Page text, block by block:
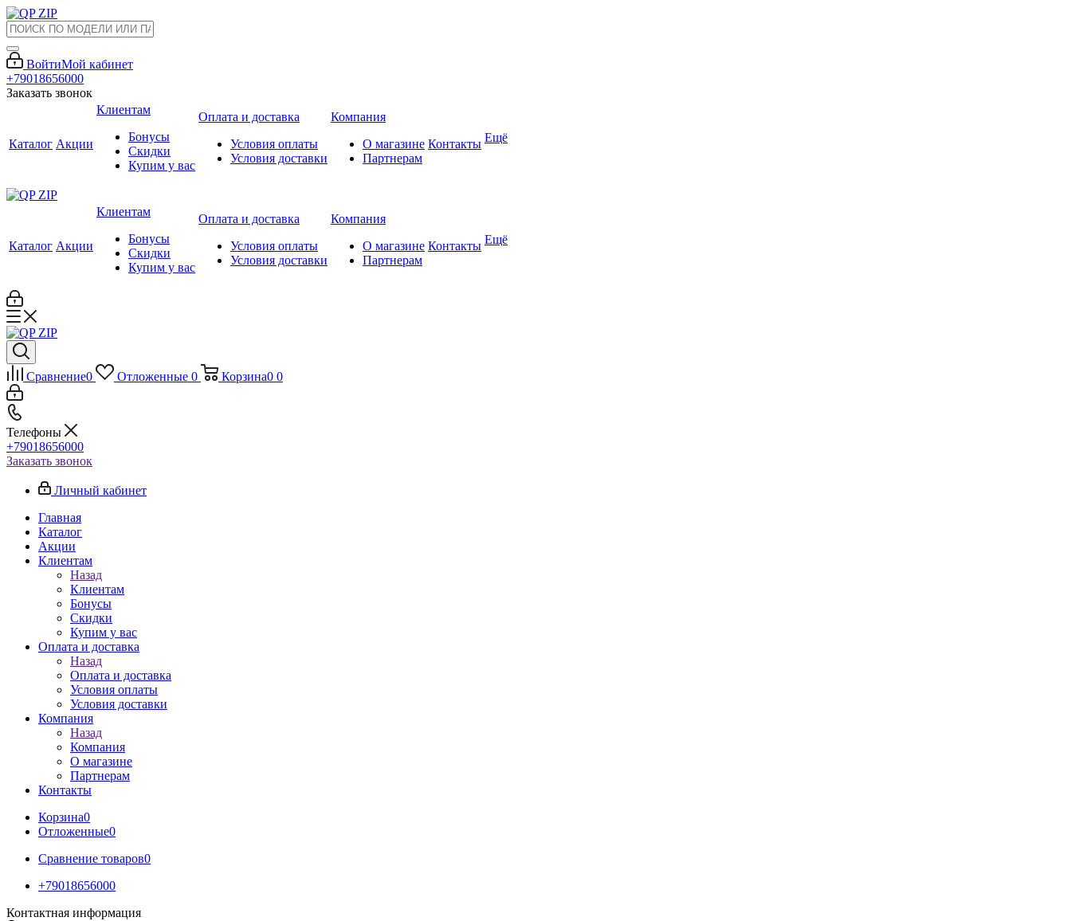
ВойтиМой кабинет
+79018656000
Заказать звонок
Каталог Акции
Клиентам
Бонусы
Скидки
Купим у вас
Оплата и доставка
Условия оплаты
Условия доставки
Компания
О магазине
Партнерам
Контакты Ещё
Каталог Акции
Клиентам
Бонусы
Скидки
Купим у вас
Оплата и доставка
Условия оплаты
Условия доставки
Компания
О магазине
Партнерам
Контакты Ещё
Сравнение0 Отложенные 0 Корзина0 0
Телефоны
+79018656000
Заказать звонок
Личный кабинет
Главная
Каталог
Акции
Клиентам
Назад
Клиентам
Бонусы
Скидки
Купим у вас
Оплата и доставка
Назад
Оплата и доставка
Условия оплаты
Условия доставки
Компания
Назад
Компания
О магазине
Партнерам
Контакты
Корзина0
Отложенные0
Сравнение товаров0
+79018656000
Контактная информация